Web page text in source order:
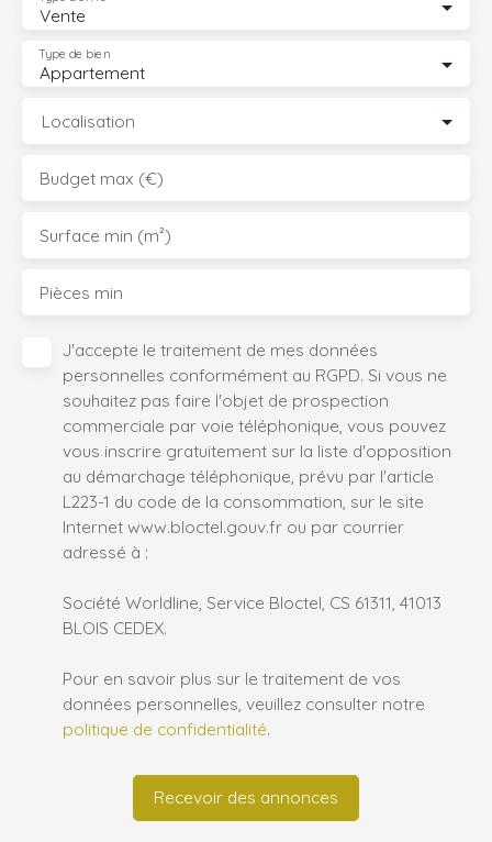
Vente
Appartement
Type de bien
Localisation
Budget max (€)
Surface min (m²)
Pièces min
J'accepte le traitement de mes données
personnelles conformément au RGPD. Si vous ne
souhaitez pas faire l'objet de prospection
commerciale par voie téléphonique, vous pouvez
vous inscrire gratuitement sur la liste d'opposition
au démarchage téléphonique, prévu par l'article
L223-1 du code de la consommation, sur le site
Internet www.bloctel.gouv.fr ou par courrier
adressé à :
Société Worldline, Service Bloctel, CS 61311, 41013
BLOIS CEDEX.
Pour en savoir plus sur le traitement de vos
données personnelles, veuillez consulter notre
politique de confidentialité.
Recevoir des annonces